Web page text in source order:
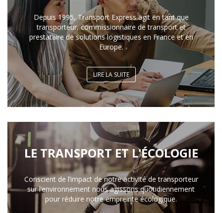
Depuis 1995, Transport Express agit en tant que
transporteur, commissionnaire de transport et
prestataire de solutions logistiques en France et en
Europe.
LIRE LA SUITE
LE TRANSPORT ET L'ÉCOLOGIE
Conscient de l’impact de notre activité de transporteur
sur l’environnement nous agissons quotidiennement
pour réduire notre empreinte écologique.